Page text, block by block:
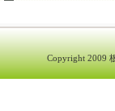
Copyright 2009